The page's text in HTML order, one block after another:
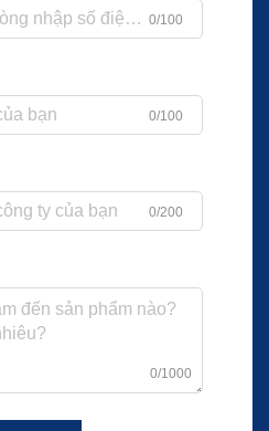
0/100
0/100
0/200
0/1000